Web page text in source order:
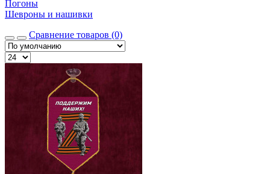
Погоны
Шевроны и нашивки
Сравнение товаров (0)